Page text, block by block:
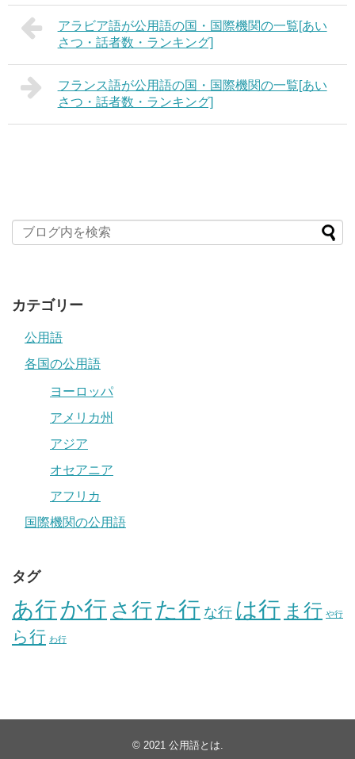
アラビア語が公用語の国・国際機関の一覧[あい
さつ・話者数・ランキング]
フランス語が公用語の国・国際機関の一覧[あい
さつ・話者数・ランキング]
カテゴリー
公用語
各国の公用語
ヨーロッパ
アメリカ州
アジア
オセアニア
アフリカ
国際機関の公用語
タグ
あ行か行 さ行た行 な行 は行 ま行 や行
ら行 わ行
© 2021 公用語とは.